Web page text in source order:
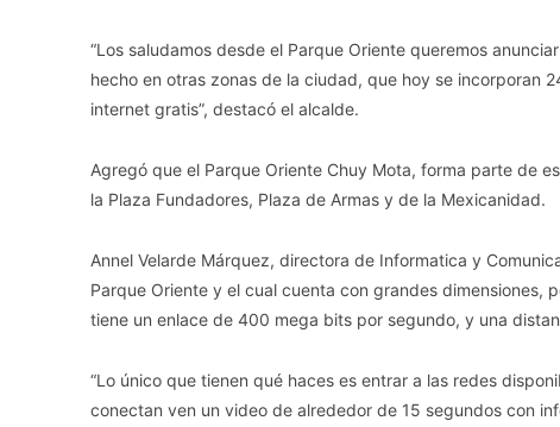
“Los saludamos desde el Parque Oriente queremos
hecho en otras zonas de la ciudad, que hoy se incorporan
internet gratis”, destacó el alcalde.
Agregó que el Parque Oriente Chuy Mota, forma parte de
la Plaza Fundadores, Plaza de Armas y de la Mexicanidad.
Annel Velarde Márquez, directora de Informatica y
Parque Oriente y el cual cuenta con grandes
tiene un enlace de 400 mega bits por segundo, y una
“Lo único que tienen qué haces es entrar a las redes
conectan ven un video de alrededor de 15 segundos con